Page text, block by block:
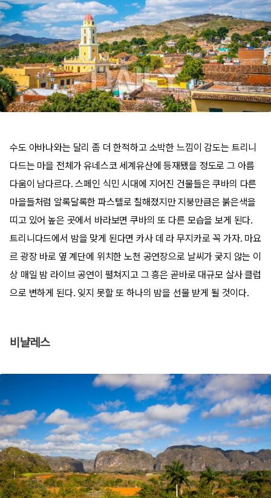
수도 아바나와는 달리 좀 더 한적하고 소박한 느낌이 감도는 트리니
다드는 마을 전체가 유네스코 세계유산에 등재됐을 정도로 그 아름
다움이 남다르다. 스페인 식민 시대에 지어진 건물들은 쿠바의 다른
마을들처럼 알록달록한 파스텔로 칠해졌지만 지붕만큼은 붉은색을
띠고 있어 높은 곳에서 바라보면 쿠바의 또 다른 모습을 보게 된다.
트리니다드에서 밤을 맞게 된다면 카사 데 라 무지카로 꼭 가자. 마요
르 광장 바로 옆 계단에 위치한 노천 공연장으로 날씨가 궂지 않는 이
상 매일 밤 라이브 공연이 펼쳐지고 그 흥은 곧바로 대규모 살사 클럽
으로 변하게 된다. 잊지 못할 또 하나의 밤을 선물 받게 될 것이다.
비냘레스